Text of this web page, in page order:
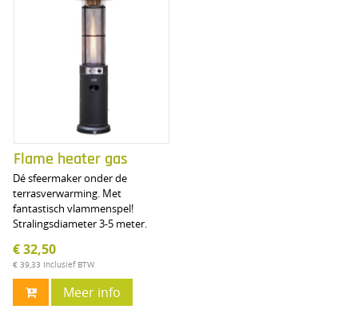
Flame heater gas
Dé sfeermaker onder de
terrasverwarming. Met
fantastisch vlammenspel!
Stralingsdiameter 3-5 meter.
€ 32,50
€ 39,33 Inclusief BTW
Meer info